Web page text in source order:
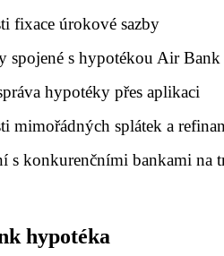
fixace úrokové sazby
spojené s hypotékou Air Bank
hypotéky přes aplikaci
mimořádných splátek a
s konkurenčními bankami na
hypotéka